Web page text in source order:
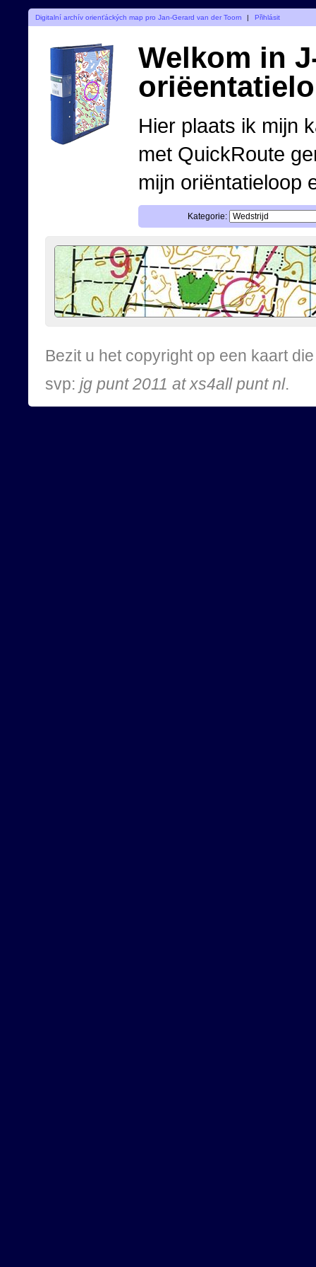
Digitalní archív orienťáckých map pro Jan-Gerard van der Toorn | Přihlásit
Welkom in
Hier plaats ik mijn
met QuickRoute
mijn oriëntatieloop
Kategorie:
Bezit u het copyright op een kaart
svp: jg punt 2011 at xs4all punt nl.